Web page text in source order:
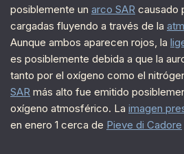
posiblemente un arco SAR causado
cargadas fluyendo a través de la
Aunque ambos aparecen rojos, la
es posiblemente debida a que la
tanto por el oxígeno como el
SAR más alto fue emitido
oxígeno atmosférico. La imagen
en enero 1 cerca de Pieve di Cadore